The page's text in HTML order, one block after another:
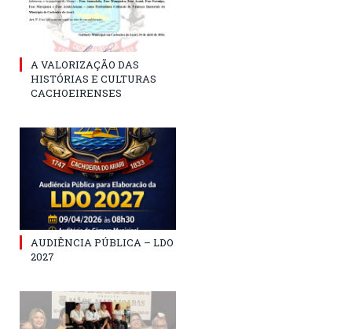
A VALORIZAÇÃO DAS
HISTÓRIAS E CULTURAS
CACHOEIRENSES
AUDIÊNCIA PÚBLICA – LDO
2027